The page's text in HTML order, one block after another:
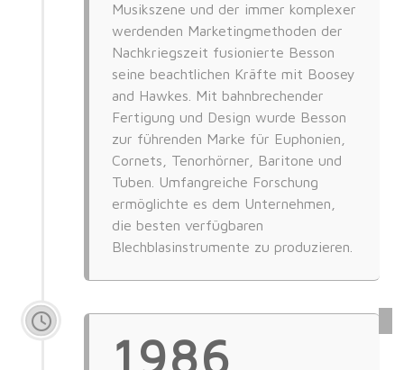
Musikszene und der immer komplexer
werdenden Marketingmethoden der
Nachkriegszeit fusionierte Besson
seine beachtlichen Kräfte mit Boosey
and Hawkes. Mit bahnbrechender
Fertigung und Design wurde Besson
zur führenden Marke für Euphonien,
Cornets, Tenorhörner, Baritone und
Tuben. Umfangreiche Forschung
ermöglichte es dem Unternehmen,
die besten verfügbaren
Blechblasinstrumente zu produzieren.
1986